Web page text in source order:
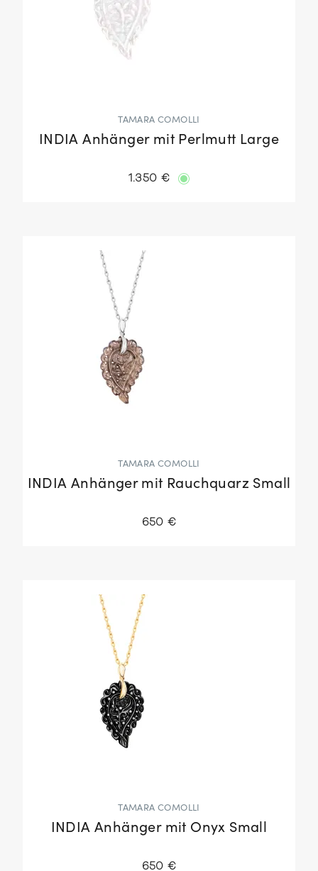
TAMARA COMOLLI
INDIA Anhänger mit Perlmutt Large
1.350 €
TAMARA COMOLLI
INDIA Anhänger mit Rauchquarz Small
650 €
TAMARA COMOLLI
INDIA Anhänger mit Onyx Small
650 €